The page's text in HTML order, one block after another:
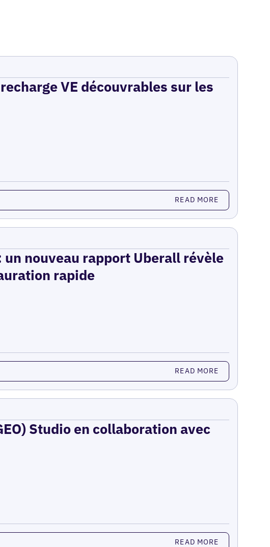
VE découvrables sur les
READ MORE
nouveau rapport Uberall révèle
rapide
READ MORE
Studio en collaboration avec
READ MORE